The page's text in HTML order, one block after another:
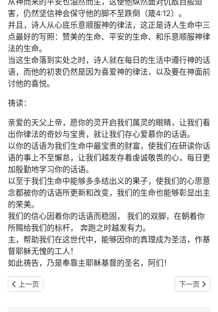
害，仍然坚信神会保守他的脚不至跌倒（箴4:12）。
并且，诗人从心底乐意顺服神的律法，这正是诗人生命中三
点最好的写照：赞美的生命、平安的生命、和乐意顺服神律
法的生命。
当这生命落到实处之时，诗人就在每日的生活中遵行神的话
语，而他的初衷仍然是因为喜爱神的律法，以及要在神面前
讨他的喜悦。
祷读：
亲爱的天父上帝，愿你的灵开启我们属灵的眼睛，让我们看
出你律法的奇妙与宝贵，就让我们存心爱慕你的话语。
以你的话语为我们生命中最宝贵的财富，使我们在研读你话
语的事上不至懈怠，让我们越发存着虔诚敬畏的心，每日更
加殷勤地学习你的话语。
以至于我们生命中能够多多结出义的果子，使我们的心思意
念都被你的话语所更新和改变，我们的生命也能够彰显出主
的荣美。
我们的信心因着你的话语而稳固， 我们的双脚，在朝着你
所赐给我们的标杆， 奔跑之时越发有力。
主，帮助我们在这世代中，能够因你的真理成为圣洁，作基
督耶稣无愧的工人！
如此祷告，乃是奉靠主耶稣基督的圣名，阿们！
上一篇文章: 2019年11月21日：求你寻找你的仆人（诗119:169-176
上一页 下一篇文章:
下一页